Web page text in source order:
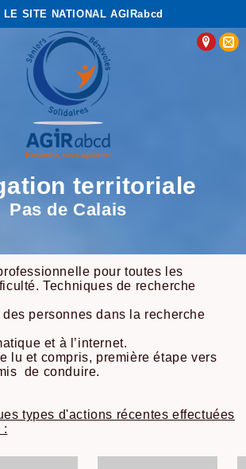
LE SITE NATIONAL AGIRabcd
territoriale
Pas de Calais
pour toutes les
Techniques de recherche
personnes dans la recherche
et à l’internet.
lu et compris, première étape vers
de conduire.
types d'actions récentes effectuées
: